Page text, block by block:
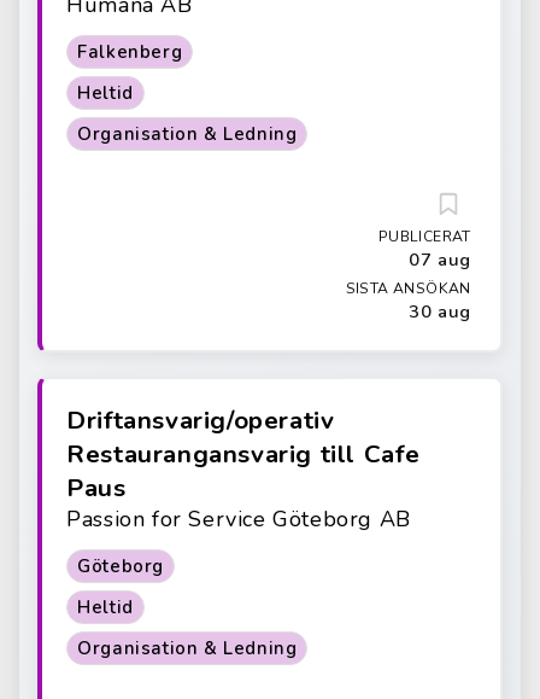
Falkenberg
Heltid
Organisation & Ledning
PUBLICERAT
07 aug
SISTA ANSÖKAN
30 aug
Driftansvarig/operativ
Restaurangansvarig till Cafe
Paus
Passion for Service Göteborg AB
Göteborg
Heltid
Organisation & Ledning